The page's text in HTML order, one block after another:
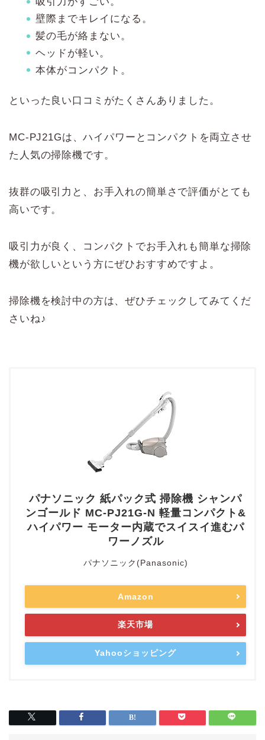
壁際までキレイになる。
髪の毛が絡まない。
ヘッドが軽い。
本体がコンパクト。
といった良い口コミがたくさんありました。
MC-PJ21Gは、ハイパワーとコンパクトを両立させ
た人気の掃除機です。
抜群の吸引力と、お手入れの簡単さで評価がとても
高いです。
吸引力が良く、コンパクトでお手入れも簡単な掃除
機が欲しいという方にぜひおすすめですよ。
掃除機を検討中の方は、ぜひチェックしてみてくだ
さいね♪
パナソニック 紙パック式 掃除機 シャンパ
ンゴールド MC-PJ21G-N 軽量コンパクト&
ハイパワー モーター内蔵でスイスイ進むパ
ワーノズル
パナソニック(Panasonic)
Amazon
楽天市場
Yahooショッピング